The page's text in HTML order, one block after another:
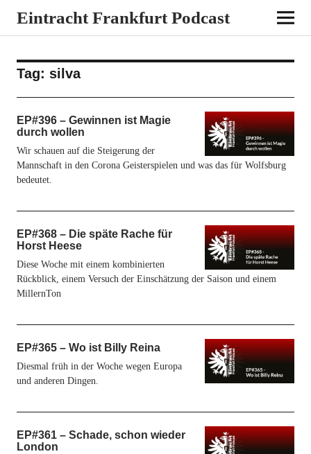
Eintracht Frankfurt Podcast
Tag: silva
EP#396 – Gewinnen ist Magie
durch wollen
Wir schauen auf die Steigerung der
Mannschaft in den Corona Geisterspielen und was das für Wolfsburg
bedeutet.
EP#368 – Die späte Rache für
Horst Heese
Diese Woche mit einem kombinierten
Rückblick, einem Versuch der Einschätzung der Saison und einem
MillernTon
EP#365 – Wo ist Billy Reina
Diesmal früh in der Woche wegen Europa
und anderen Dingen.
EP#361 – Schade, schon wieder
London